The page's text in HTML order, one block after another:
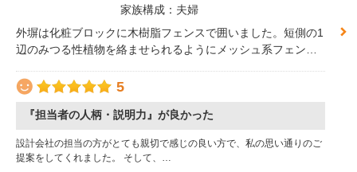
家族構成：夫婦
外塀は化粧ブロックに木樹脂フェンスで囲いました。短側の1
辺のみつる性植物を絡ませられるようにメッシュ系フェンス
5
『担当者の人柄・説明力』が良かった
設計会社の担当の方がとても親切で感じの良い方で、私の思い通りのご
提案をしてくれました。 そして、…